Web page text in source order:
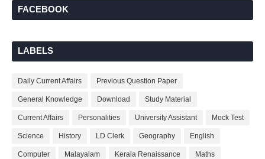
FACEBOOK
LABELS
Daily Current Affairs Previous Question Paper
General Knowledge Download Study Material
Current Affairs Personalities University Assistant Mock Test
Science History LD Clerk Geography English
Computer Malayalam Kerala Renaissance Maths